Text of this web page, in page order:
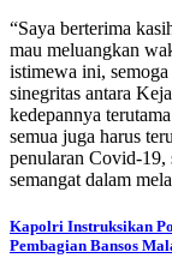
“Saya berterima
mau meluangkan
istimewa ini,
sinegritas antara
kedepannya
semua juga harus
penularan Covid-19,
semangat dalam
Navigasi
Kapolri Instruksikan
Pembagian Bansos